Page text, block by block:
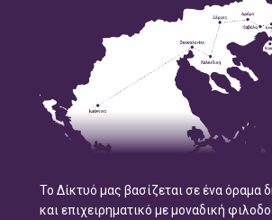
Το Δίκτυό μας βασίζεται σε ένα όραμα
και επιχειρηματικό με μοναδική